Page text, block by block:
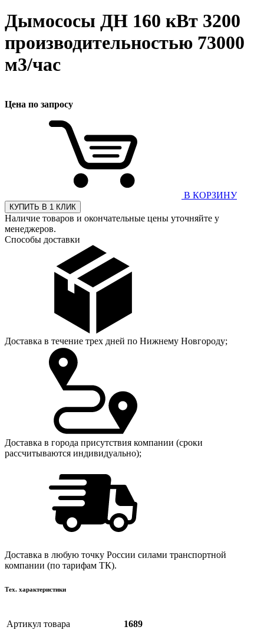
Дымососы ДН 160 кВт 3200
производительностью 73000
м3/час
Цена по запросу
В КОРЗИНУ
КУПИТЬ В 1 КЛИК
Наличие товаров и окончательные цены уточняйте у
менеджеров.
Способы доставки
Доставка в течение трех дней по Нижнему Новгороду;
Доставка в города присутствия компании (сроки
рассчитываются индивидуально);
Доставка в любую точку России силами транспортной
компании (по тарифам ТК).
Тех. характеристики
Артикул товара 1689